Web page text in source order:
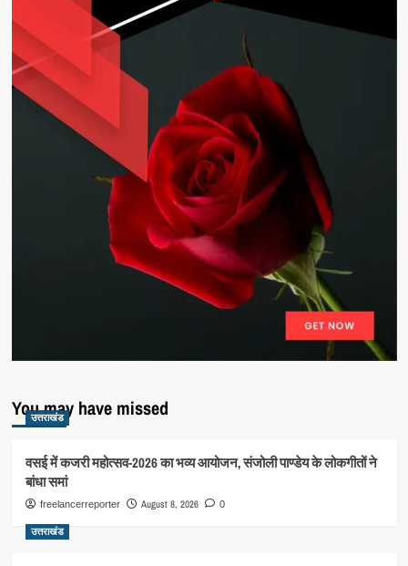
You may have missed
उत्तराखंड
वसई में कजरी महोत्सव-2026 का भव्य आयोजन, संजोली पाण्डेय के लोकगीतों ने
बांधा समां
freelancerreporter August 8, 2026 0
उत्तराखंड